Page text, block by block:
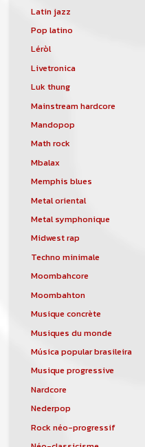
Latin jazz
Pop latino
Léròl
Livetronica
Luk thung
Mainstream hardcore
Mandopop
Math rock
Mbalax
Memphis blues
Metal oriental
Metal symphonique
Midwest rap
Techno minimale
Moombahcore
Moombahton
Musique concrète
Musiques du monde
Música popular brasileira
Musique progressive
Nardcore
Nederpop
Rock néo-progressif
de
une campagne
comptabilité
visible
Un nouveau
pour musicien
site. Ce service
êtes
orchestre, DJ,